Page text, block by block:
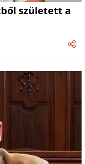
született a